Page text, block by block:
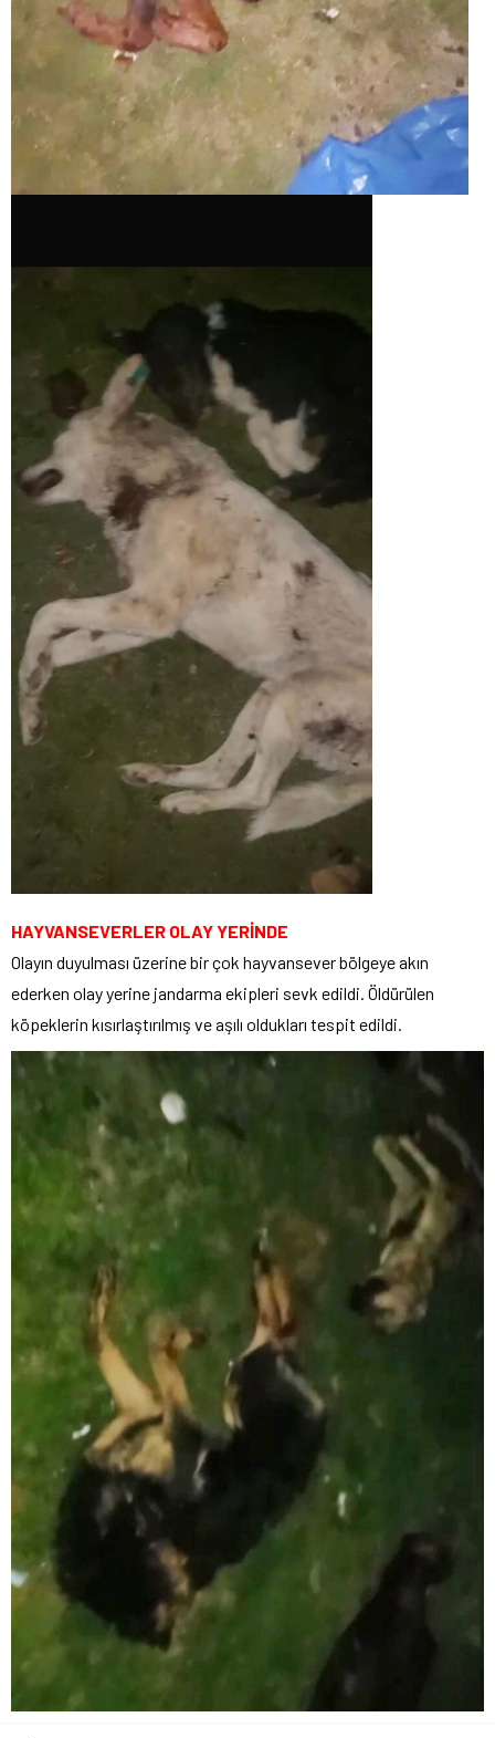
HAYVANSEVERLER OLAY YERİNDE
Olayın duyulması üzerine bir çok hayvansever bölgeye akın
ederken olay yerine jandarma ekipleri sevk edildi. Öldürülen
köpeklerin kısırlaştırılmış ve aşılı oldukları tespit edildi.